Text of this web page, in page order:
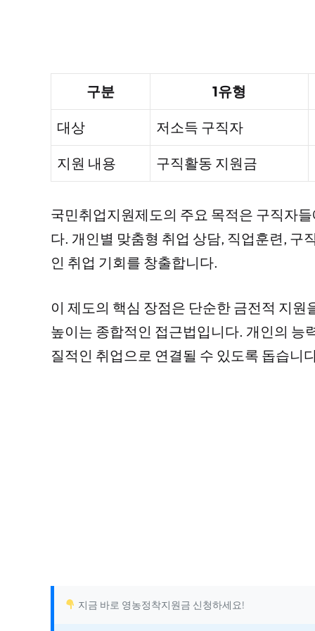
구분 1유형
대상 저소득 구직자
지원 내용 구직활동 지원금
국민취업지원제도의 주요 목적은 구직자
다. 개인별 맞춤형 취업 상담, 직업훈련, 구
인 취업 기회를 창출합니다.
이 제도의 핵심 장점은 단순한 금전적 지
높이는 종합적인 접근법입니다. 개인의 능
질적인 취업으로 연결될 수 있도록 돕습니
지금 바로 영농정착지원금 신청하세요!